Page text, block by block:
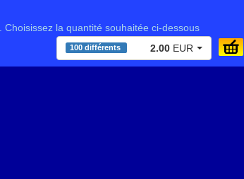
la quantité souhaitée ci-dessous
100 différents 2.00EUR